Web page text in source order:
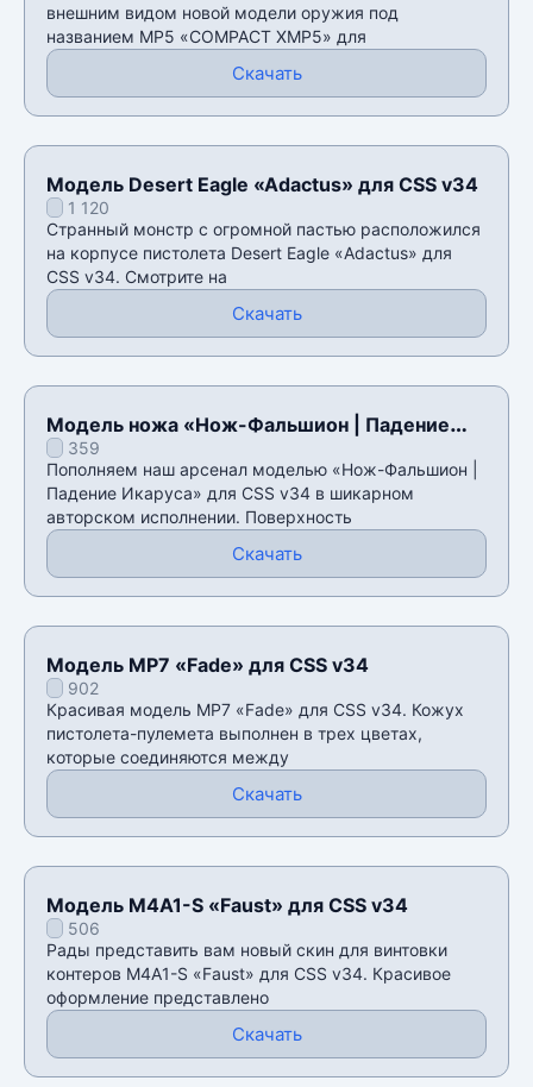
внешним видом новой модели оружия под
названием MP5 «COMPACT XMP5» для
Скачать
Модель Desert Eagle «Adactus» для CSS v34
1 120
Странный монстр с огромной пастью расположился
на корпусе пистолета Desert Eagle «Adactus» для
CSS v34. Смотрите на
Скачать
Модель ножа «Нож-Фальшион | Падение
Икаруса» для CSS v34
359
Пополняем наш арсенал моделью «Нож-Фальшион |
Падение Икаруса» для CSS v34 в шикарном
авторском исполнении. Поверхность
Скачать
Модель MP7 «Fade» для CSS v34
902
Красивая модель MP7 «Fade» для CSS v34. Кожух
пистолета-пулемета выполнен в трех цветах,
которые соединяются между
Скачать
Модель M4A1-S «Faust» для CSS v34
506
Рады представить вам новый скин для винтовки
контеров M4A1-S «Faust» для CSS v34. Красивое
оформление представлено
Скачать